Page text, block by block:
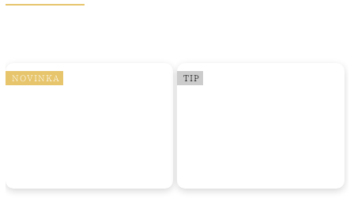
NOVINKA TIP